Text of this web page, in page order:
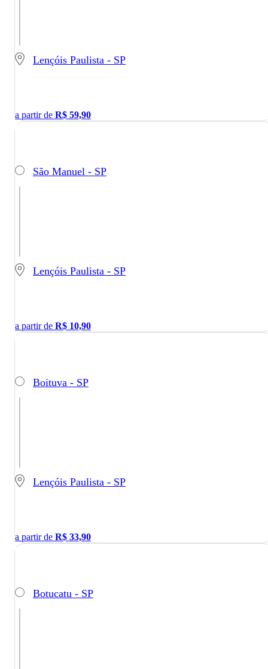
Lençóis Paulista - SP
a partir de R$ 59,90
São Manuel - SP
Lençóis Paulista - SP
a partir de R$ 10,90
Boituva - SP
Lençóis Paulista - SP
a partir de R$ 33,90
Botucatu - SP